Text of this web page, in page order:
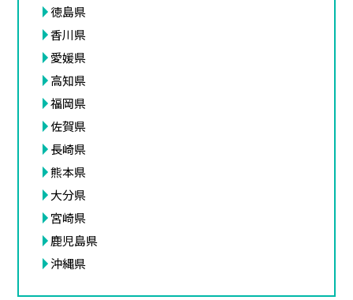
徳島県
香川県
愛媛県
高知県
福岡県
佐賀県
長崎県
熊本県
大分県
宮崎県
鹿児島県
沖縄県